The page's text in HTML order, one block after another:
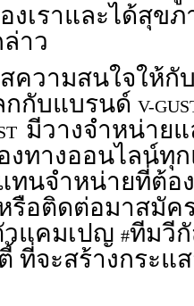
เราและได้สุข
าว
ความสนใจให้กั
กกับแบรนด์ V-
มีวางจำหน่าย
งทางออนไลน์ทุ
ทนจำหน่ายที่ต้อ
รือติดต่อมาสมั
วแคมเปญ #ทีมวี
ที่จะสร้างกระ